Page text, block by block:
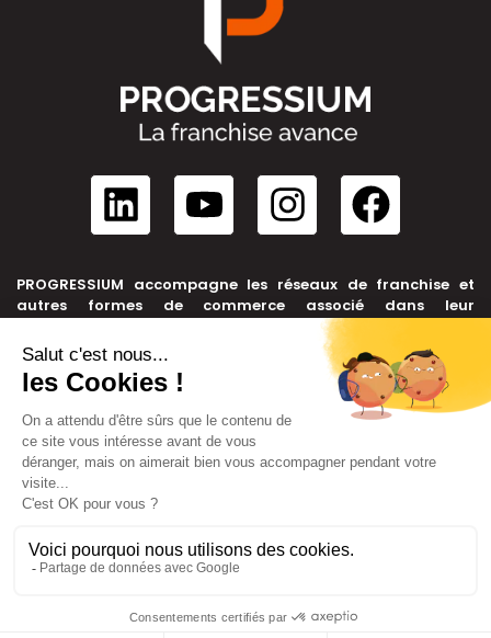
PROGRESSIUM accompagne les réseaux de franchise et
autres formes de commerce associé dans leur
développement, depuis leur création jusqu’à leur cession.
NOUS CONTACTER
+33 6 99 39 91 46
contact@progressium.fr
56 rue de la République, 69002 LYON
LIENS